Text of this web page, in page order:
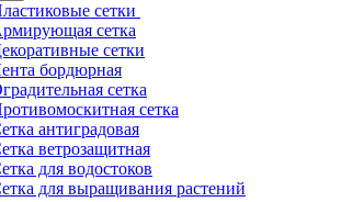
сетки
сетка
сетки
бордюрная
сетка
сетка
антиградовая
ветрозащитная
для водостоков
для выращивания растений